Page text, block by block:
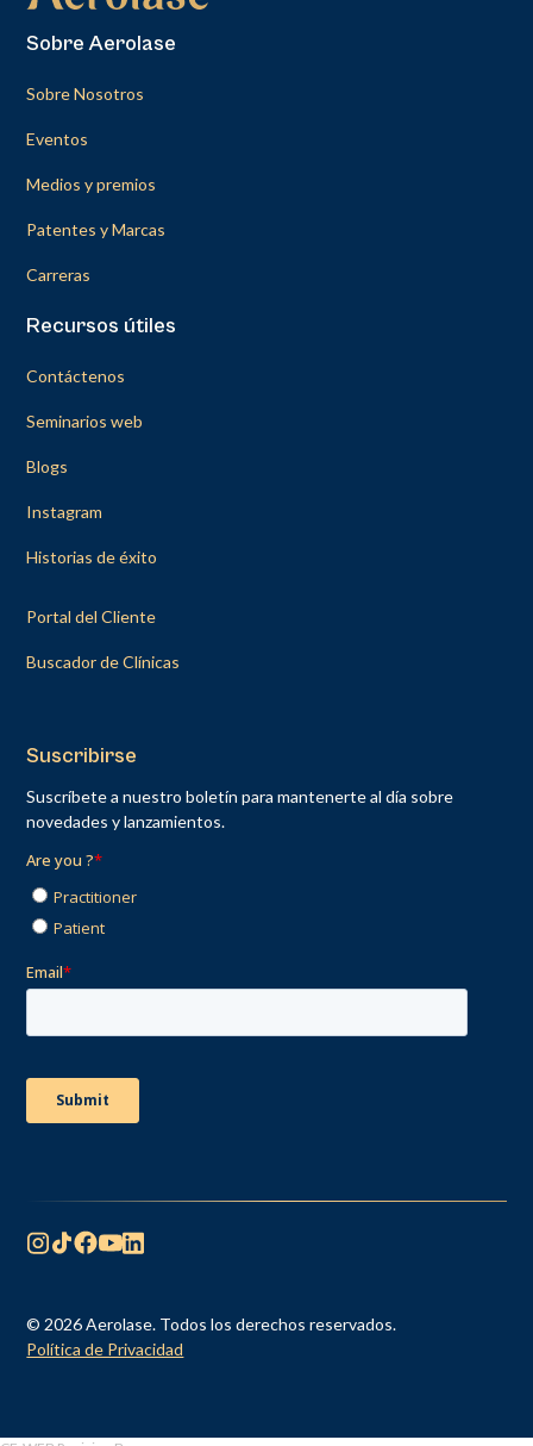
Sobre Aerolase
Sobre Nosotros
Eventos
Medios y premios
Patentes y Marcas
Carreras
Recursos útiles
Contáctenos
Seminarios web
Blogs
Instagram
Historias de éxito
Portal del Cliente
Buscador de Clínicas
Suscribirse
Suscríbete a nuestro boletín para mantenerte al día sobre
novedades y lanzamientos.
© 2026 Aerolase. Todos los derechos reservados.
Política de Privacidad